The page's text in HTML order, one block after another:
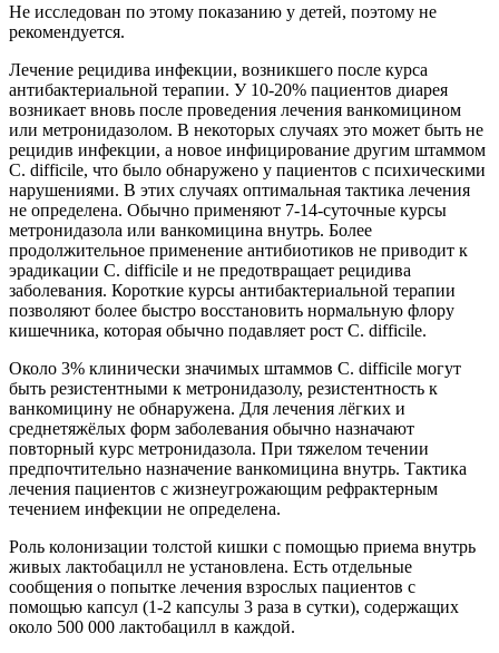
Не исследован по этому показанию у детей, поэтому не
рекомендуется.
Лечение рецидива инфекции, возникшего после курса
антибактериальной терапии. У 10-20% пациентов диарея
возникает вновь после проведения лечения ванкомицином
или метронидазолом. В некоторых случаях это может быть не
рецидив инфекции, а новое инфицирование другим штаммом
С. difficile, что было обнаружено у пациентов с психическими
нарушениями. В этих случаях оптимальная тактика лечения
не определена. Обычно применяют 7-14-суточные курсы
метронидазола или ванкомицина внутрь. Более
продолжительное применение антибиотиков не приводит к
эрадикации С. difficile и не предотвращает рецидива
заболевания. Короткие курсы антибактериальной терапии
позволяют более быстро восстановить нормальную флору
кишечника, которая обычно подавляет рост С. difficile.
Около 3% клинически значимых штаммов С. difficile могут
быть резистентными к метронидазолу, резистентность к
ванкомицину не обнаружена. Для лечения лёгких и
среднетяжёлых форм заболевания обычно назначают
повторный курс метронидазола. При тяжелом течении
предпочтительно назначение ванкомицина внутрь. Тактика
лечения пациентов с жизнеугрожающим рефрактерным
течением инфекции не определена.
Роль колонизации толстой кишки с помощью приема внутрь
живых лактобацилл не установлена. Есть отдельные
сообщения о попытке лечения взрослых пациентов с
помощью капсул (1-2 капсулы 3 раза в сутки), содержащих
около 500 000 лактобацилл в каждой.